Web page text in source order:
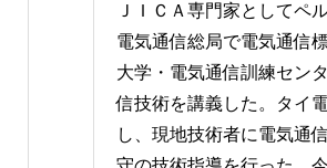
ＪＩＣＡ専門家としてペ
電気通信総局で電気通信
大学・電気通信訓練セン
信技術を講義した。タイ
し、現地技術者に電気通